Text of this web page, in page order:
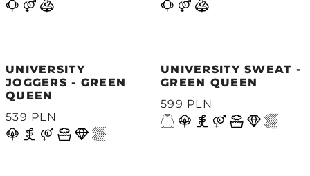
UNIVERSITY
JOGGERS - GREEN
QUEEN
539 PLN
UNIVERSITY SWEAT -
GREEN QUEEN
599 PLN